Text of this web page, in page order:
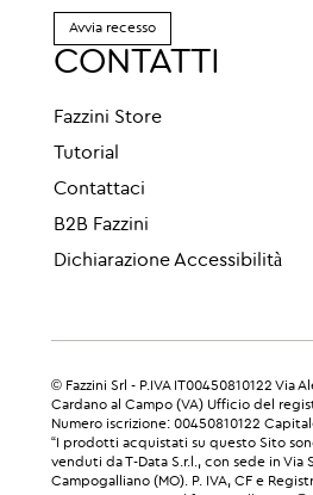
Avvia recesso
CONTATTI
Fazzini Store
Tutorial
Contattaci
B2B Fazzini
Dichiarazione Accessibilità
© Fazzini Srl - P.IVA IT00450810122 Via
Cardano al Campo (VA) Ufficio del
Numero iscrizione: 00450810122
“I prodotti acquistati su questo Sito
venduti da T-Data S.r.l., con sede in Via
Campogalliano (MO). P. IVA, CF e